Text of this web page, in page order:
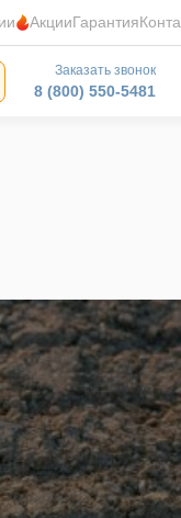
АкцииГарантия
Заказать звонок
8 (800) 550-5481